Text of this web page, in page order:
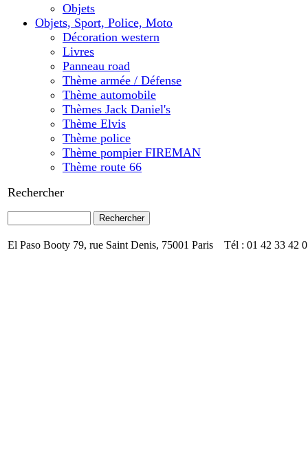
Objets
Objets, Sport, Police, Moto
Décoration western
Livres
Panneau road
Thème armée / Défense
Thème automobile
Thèmes Jack Daniel's
Thème Elvis
Thème police
Thème pompier FIREMAN
Thème route 66
Rechercher
El Paso Booty 79, rue Saint Denis, 75001 Paris Tél : 01 42 33 42